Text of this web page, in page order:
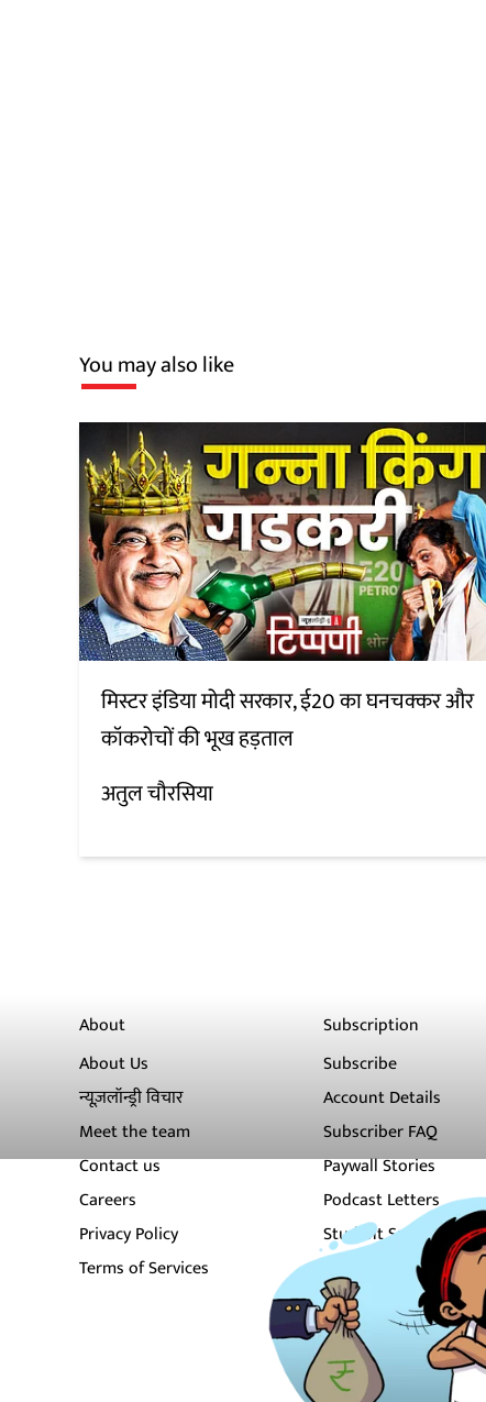
You may also like
मिस्टर इंडिया मोदी सरकार, ई20 का घनचक्कर और
कॉकरोचों की भूख हड़ताल
अतुल चौरसिया
About
About Us
न्यूज़लॉन्ड्री विचार
Meet the team
Contact us
Careers
Privacy Policy
Terms of Services
Subscription
Subscribe
Account Details
Subscriber FAQ
Paywall Stories
Podcast Letters
Student Subscription
Newsletters